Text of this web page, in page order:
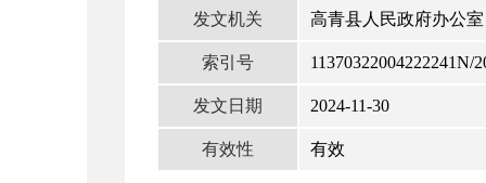
发文机关 高青县人民政府办公室
索引号 11370322004222241N/
发文日期 2024-11-30
有效性 有效